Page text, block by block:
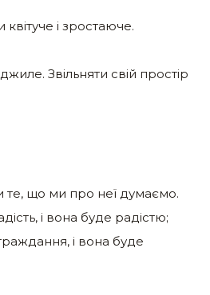
квітуче і зростаюче.
Звільняти свій простір
що ми про неї думаємо.
і вона буде радістю;
і вона буде